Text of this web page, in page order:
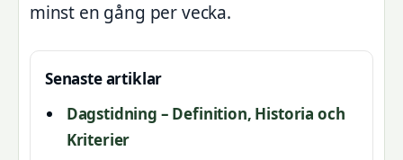
minst en gång per vecka.
Senaste artiklar
Dagstidning – Definition, Historia och
Kriterier